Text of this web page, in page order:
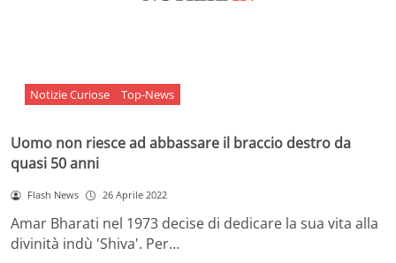
Notizie Curiose Top-News
Uomo non riesce ad abbassare il braccio destro da
quasi 50 anni
Flash News 26 Aprile 2022
Amar Bharati nel 1973 decise di dedicare la sua vita alla
divinità indù 'Shiva'. Per…